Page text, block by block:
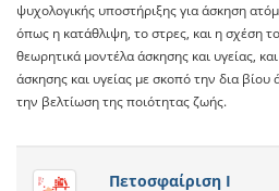
ψυχολογικής υποστήριξης για άσκηση
όπως η κατάθλιψη, το στρες, και η σχέση
θεωρητικά μοντέλα άσκησης και υγείας,
άσκησης και υγείας με σκοπό την δια βίου
την βελτίωση της ποιότητας ζωής.
Πετοσφαίριση Ι